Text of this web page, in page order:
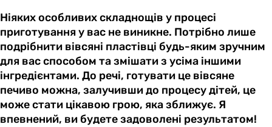
Ніяких особливих складнощів у процесі
приготування у вас не виникне. Потрібно лише
подрібнити вівсяні пластівці будь-яким зручним
для вас способом та змішати з усіма іншими
інгредієнтами. До речі, готувати це вівсяне
печиво можна, залучивши до процесу дітей, це
може стати цікавою грою, яка зближує. Я
впевнений, ви будете задоволені результатом!